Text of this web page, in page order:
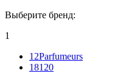
Выберите бренд:
1
12Parfumeurs
18120